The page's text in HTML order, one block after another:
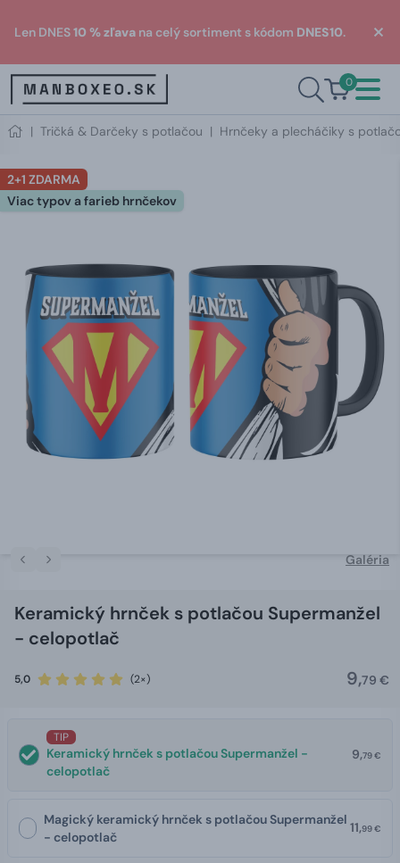
Len DNES10 % zľava na celý sortiment s kódom DNES10.
0
| Tričká & Darčeky s potlačou | Hrnčeky a plecháčiky s
2+1 ZDARMA
Viac typov a farieb hrnčekov
Galéria
Keramický hrnček s potlačou Supermanžel
- celopotlač
5,0 (2×) 9,79 €
TIP
Keramický hrnček s potlačou Supermanžel -
celopotlač
9,79 €
Magický keramický hrnček s potlačou Supermanžel
- celopotlač
11,99 €